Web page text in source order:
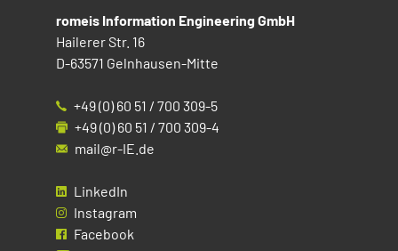
romeis Information Engineering GmbH
Hailerer Str. 16
D-63571 Gelnhausen-Mitte
+49 (0) 60 51 / 700 309-5
+49 (0) 60 51 / 700 309-4
mail@r-IE.de
LinkedIn
Instagram
Facebook